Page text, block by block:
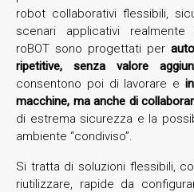
robot collaborativi flessibili,
scenari applicativi realmente
roBOT sono progettati per
ripetitive, senza valore
consentono poi di lavorare e
macchine, ma anche di
di estrema sicurezza e la
ambiente “condiviso”.
Si tratta di soluzioni flessibili,
riutilizzare, rapide da